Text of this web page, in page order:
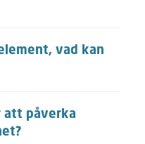
vad kan
att påverka